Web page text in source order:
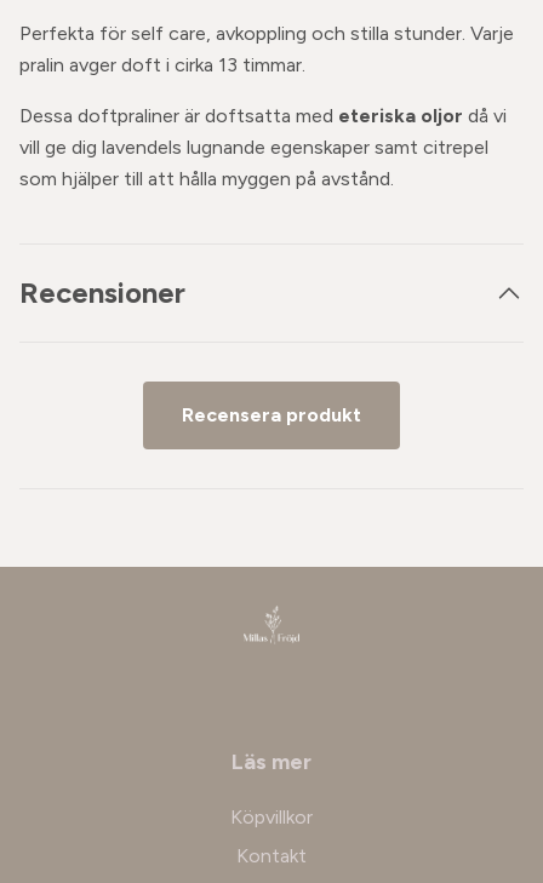
Perfekta för self care, avkoppling och stilla stunder. Varje
pralin avger doft i cirka 13 timmar.
Dessa doftpraliner är doftsatta med eteriska oljor då vi
vill ge dig lavendels lugnande egenskaper samt citrepel
som hjälper till att hålla myggen på avstånd.
Recensioner
Recensera produkt
Läs mer
Köpvillkor
Kontakt